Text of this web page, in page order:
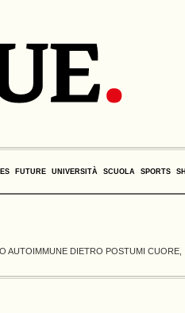
FUTURE UNIVERSITÀ SCUOLA SPORTS
AUTOIMMUNE DIETRO POSTUMI